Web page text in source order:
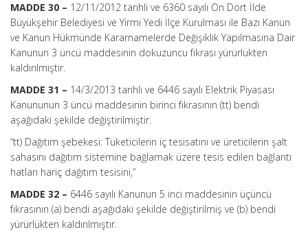
MADDE 30 – 12/11/2012 tarihli ve 6360 sayılı On Dört İlde
Büyükşehir Belediyesi ve Yirmi Yedi İlçe Kurulması ile Bazı Kanun
ve Kanun Hükmünde Kararnamelerde Değişiklik Yapılmasına Dair
Kanunun 3 üncü maddesinin dokuzuncu fıkrası yürürlükten
kaldırılmıştır.
MADDE 31 – 14/3/2013 tarihli ve 6446 sayılı Elektrik Piyasası
Kanununun 3 üncü maddesinin birinci fıkrasının (tt) bendi
aşağıdaki şekilde değiştirilmiştir.
“tt) Dağıtım şebekesi: Tüketicilerin iç tesisatını ve üreticilerin şalt
sahasını dağıtım sistemine bağlamak üzere tesis edilen bağlantı
hatları hariç dağıtım tesisini,”
MADDE 32 – 6446 sayılı Kanunun 5 inci maddesinin üçüncü
fıkrasının (a) bendi aşağıdaki şekilde değiştirilmiş ve (b) bendi
yürürlükten kaldırılmıştır.